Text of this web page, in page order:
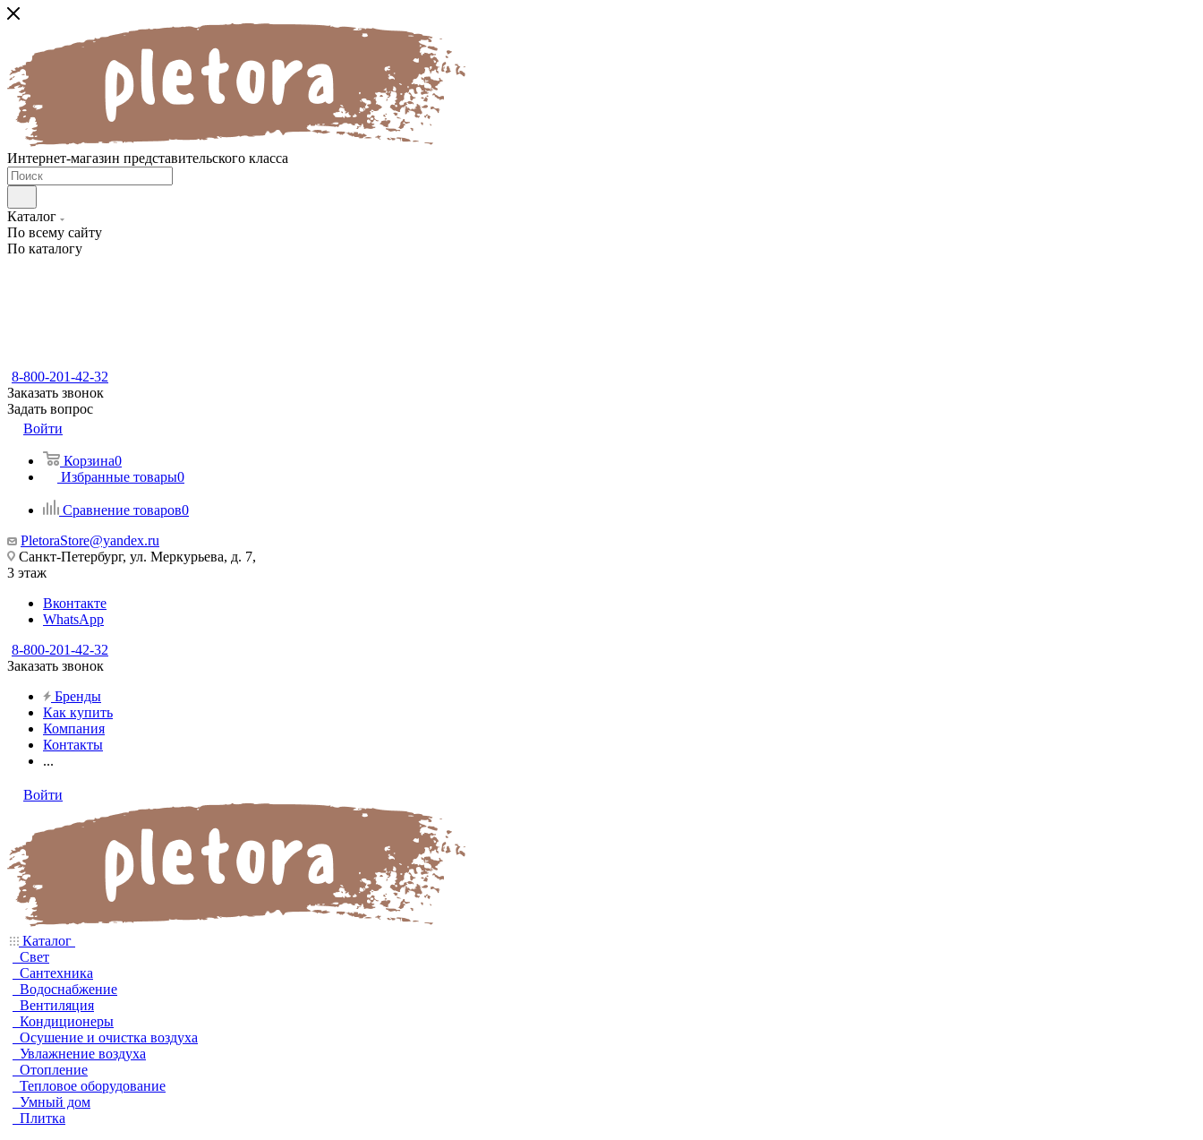
Интернет-магазин представительского класса
Каталог
По всему сайту
По каталогу
8-800-201-42-32
Заказать звонок
Задать вопрос
Войти
Корзина0
Избранные товары0
Сравнение товаров0
PletoraStore@yandex.ru
Санкт-Петербург, ул. Меркурьева, д. 7,
3 этаж
Вконтакте
WhatsApp
8-800-201-42-32
Заказать звонок
Бренды
Как купить
Компания
Контакты
...
Войти
Каталог
Свет
Сантехника
Водоснабжение
Вентиляция
Кондиционеры
Осушение и очистка воздуха
Увлажнение воздуха
Отопление
Тепловое оборудование
Умный дом
Плитка